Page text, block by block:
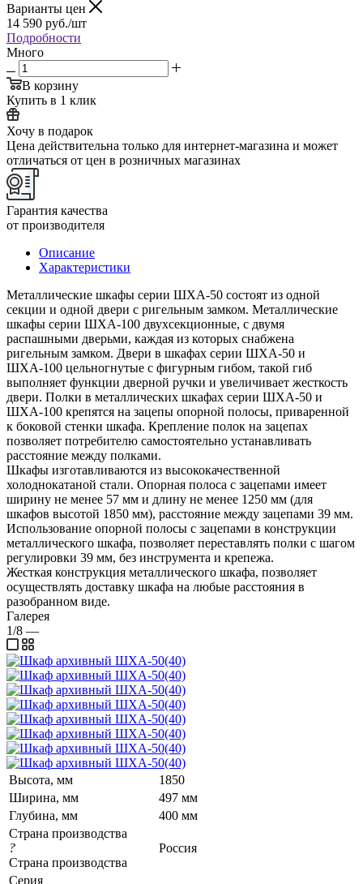
Варианты цен
14 590 руб./шт
Подробности
Много
В корзину
Купить в 1 клик
Хочу в подарок
Цена действительна только для интернет-магазина и может
отличаться от цен в розничных магазинах
Гарантия качества
от производителя
Описание
Характеристики
Металлические шкафы серии ШХА-50 состоят из одной
секции и одной двери с ригельным замком. Металлические
шкафы серии ШХА-100 двухсекционные, с двумя
распашными дверьми, каждая из которых снабжена
ригельным замком. Двери в шкафах серии ШХА-50 и
ШХА-100 цельногнутые с фигурным гибом, такой гиб
выполняет функции дверной ручки и увеличивает жесткость
двери. Полки в металлических шкафах серии ШХА-50 и
ШХА-100 крепятся на зацепы опорной полосы, приваренной
к боковой стенки шкафа. Крепление полок на зацепах
позволяет потребителю самостоятельно устанавливать
расстояние между полками.
Шкафы изготавливаются из высококачественной
холоднокатаной стали. Опорная полоса с зацепами имеет
ширину не менее 57 мм и длину не менее 1250 мм (для
шкафов высотой 1850 мм), расстояние между зацепами 39 мм.
Использование опорной полосы с зацепами в конструкции
металлического шкафа, позволяет переставлять полки с шагом
регулировки 39 мм, без инструмента и крепежа.
Жесткая конструкция металлического шкафа, позволяет
осуществлять доставку шкафа на любые расстояния в
разобранном виде.
Галерея
1/8 —
Высота, мм
1850
Ширина, мм
497 мм
Глубина, мм
400 мм
Страна производства
?
Страна производства
Россия
Серия